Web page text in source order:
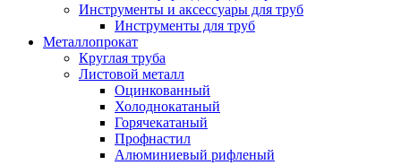
Инструменты и аксессуары для труб
Инструменты для труб
Металлопрокат
Круглая труба
Листовой металл
Оцинкованный
Холоднокатаный
Горячекатаный
Профнастил
Алюминиевый рифленый